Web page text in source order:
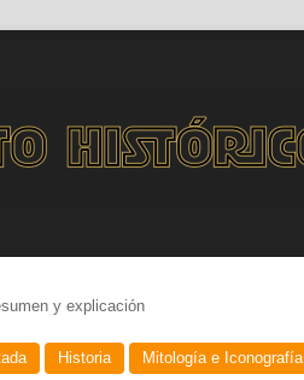
y explicación
Historia Mitología e Iconografía